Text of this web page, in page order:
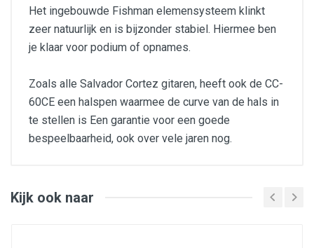
Het ingebouwde Fishman elemensysteem klinkt
zeer natuurlijk en is bijzonder stabiel. Hiermee ben
je klaar voor podium of opnames.
Zoals alle Salvador Cortez gitaren, heeft ook de CC-
60CE een halspen waarmee de curve van de hals in
te stellen is Een garantie voor een goede
bespeelbaarheid, ook over vele jaren nog.
toets en brug: Indisch palissander
topkam en brugbeentje: echt been
Kijk ook naar